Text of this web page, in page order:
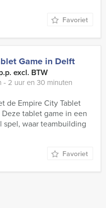
Favoriet
Game in Delft
excl. BTW
‐ 2 uur en 30 minuten
de Empire City Tablet
tablet game in een
waar teambuilding
Favoriet